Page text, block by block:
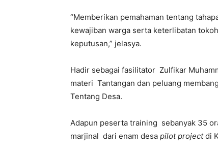
“Memberikan pemahaman tentang
kewajiban warga serta keterlibatan
keputusan,” jelasya.
Hadir sebagai fasilitator Zulfikar
materi Tantangan dan peluang
Tentang Desa.
Adapun peserta training sebanyak 35
marjinal dari enam desa pilot projectdi